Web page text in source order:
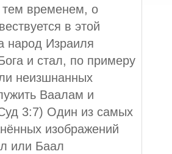
тем временем, о
в этой
народ Израиля
и стал, по примеру
неизшнанных
Ваалам и
3:7) Один из самых
изображений
или Баал